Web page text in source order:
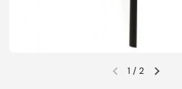
Diapositive
1 / 2